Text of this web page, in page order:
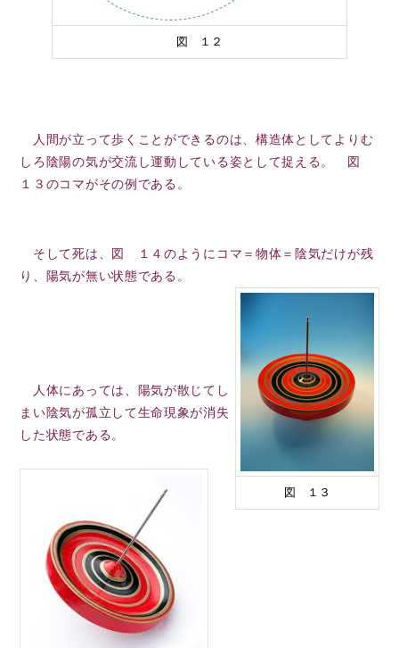
図 １２
人間が立って歩くことができるのは、構造体としてよりむ
しろ陰陽の気が交流し運動している姿として捉える。 図
１３のコマがその例である。
そして死は、図 １４のようにコマ＝物体＝陰気だけが残
り、陽気が無い状態である。
図 １３
人体にあっては、陽気が散じてし
まい陰気が孤立して生命現象が消失
した状態である。